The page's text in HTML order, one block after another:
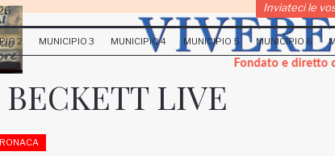
Inviateci le
2 MUNICIPIO 3 MUNICIPIO 4 MUNICIPIO 5 MUNICIPIO 6
LIVE